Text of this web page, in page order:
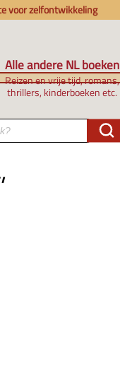
voor zelfontwikkeling
Alle andere NL boeken
Reizen en vrije tijd, romans,
thrillers, kinderboeken etc.